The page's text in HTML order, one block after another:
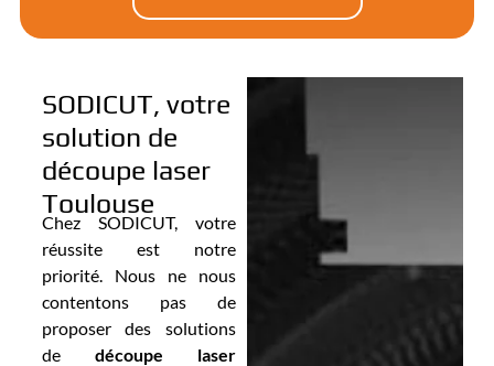
SODICUT, votre
solution de
découpe laser
Toulouse
Chez SODICUT, votre
réussite est notre
priorité. Nous ne nous
contentons pas de
proposer des solutions
de découpe laser